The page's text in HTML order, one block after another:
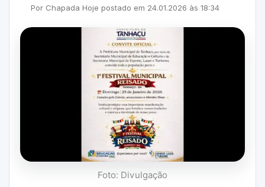
Por Chapada Hoje postado em 24.01.2026 às 18:34
Foto: Divulgação